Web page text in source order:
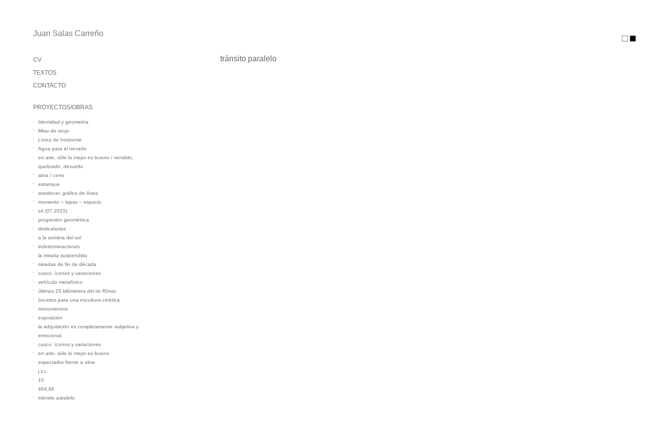
Juan Salas Carreño
CV
TEXTOS
CONTACTO
PROYECTOS/OBRAS
Identidad y geometría
Mirar de reojo
Línea de horizonte
Agua para el nevado
en arte, sólo lo mejor es bueno / vendido,
quebrado, devuelto
abra / cerro
estanque
atardecer, gráfico de línea
momento – lapso – espacio
s/t (07.2015)
progresión geométrica
dedicatorias
a la sombra del sol
indeterminaciones
la mirada suspendida
miradas de fin de década
cusco: íconos y variaciones
vehículo metafórico
últimos 25 kilómetros del rio Rímac
bocetos para una escultura cinética
monumentos
exposición
la adquisición es completamente subjetiva y
emocional
cusco: íconos y variaciones
en arte, sólo lo mejor es bueno
espectador frente a obra
j.v.c.
10
464,86
tránsito paralelo
tránsito paralelo